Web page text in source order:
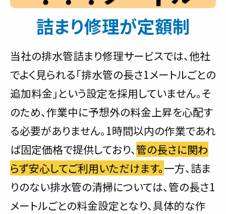
詰まり修理が定額制
当社の排水管詰まり修理サービスでは、他社
でよく見られる「排水管の長さ1メートルごとの
追加料金」という設定を採用していません。そ
のため、作業中に予想外の料金上昇を心配す
る必要がありません。1時間以内の作業であれ
ば固定価格で提供しており、管の長さに関わ
らず安心してご利用いただけます。一方、詰ま
りのない排水管の清掃については、管の長さ1
メートルごとの料金設定となり、具体的な作